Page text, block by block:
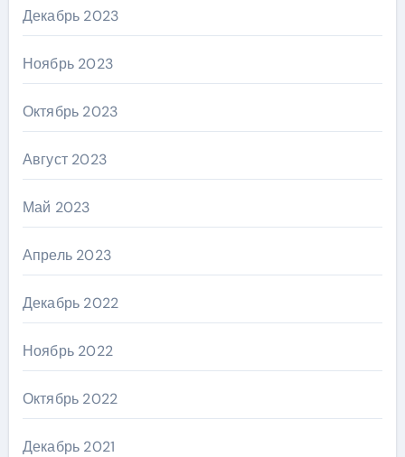
Декабрь 2023
Ноябрь 2023
Октябрь 2023
Август 2023
Май 2023
Апрель 2023
Декабрь 2022
Ноябрь 2022
Октябрь 2022
Декабрь 2021